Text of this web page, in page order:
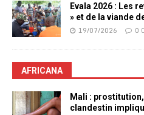
Evala 2026 : Les
» et de la viande
19/07/2026 0
AFRICANA
Mali :
clandestin